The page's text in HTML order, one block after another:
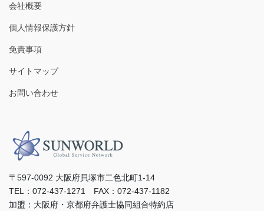
会社概要
個人情報保護方針
免責事項
サイトマップ
お問い合わせ
〒597-0092 ⼤阪府⾙塚市⼆⾊北町1-14
TEL：072-437-1271 FAX：072-437-1182
加盟：⼤阪府・京都府弁護⼠協同組合特約店